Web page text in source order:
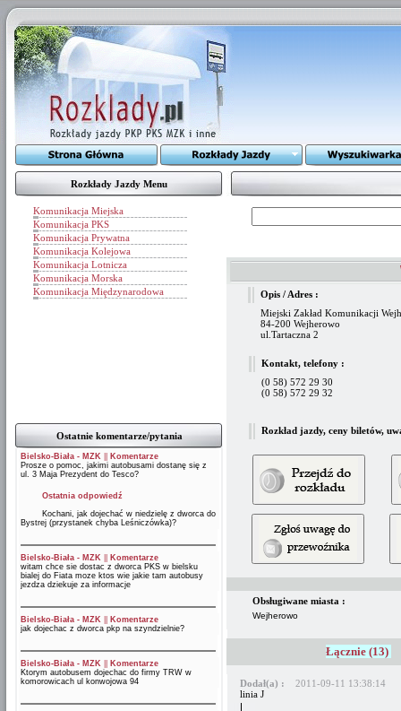
Rozkłady Jazdy Menu
Komunikacja Miejska
Komunikacja PKS
Komunikacja Prywatna
Komunikacja Kolejowa
Komunikacja Lotnicza
Komunikacja Morska
Komunikacja Międzynarodowa
Ostatnie komentarze/pytania
Bielsko-Biała - MZK
Komentarze
Prosze o pomoc, jakimi autobusami dostanę się z
ul. 3 Maja Prezydent do Tesco?
Ostatnia odpowiedź
Kochani, jak dojechać w niedzielę z dworca do
Bystrej (przystanek chyba Leśniczówka)?
Bielsko-Biała - MZK
Komentarze
witam chce sie dostac z dworca PKS w bielsku
bialej do Fiata moze ktos wie jakie tam autobusy
jezdza dziekuje za informacje
Bielsko-Biała - MZK
Komentarze
jak dojechac z dworca pkp na szyndzielnie?
Bielsko-Biała - MZK
Komentarze
Ktorym autobusem dojechac do firmy TRW w
komorowicach ul konwojowa 94
Opis / Adres :
Miejski Zakład Komunikacji
84-200 Wejherowo
ul.Tartaczna 2
Kontakt, telefony :
(0 58) 572 29 30
(0 58) 572 29 32
Rozkład jazdy, ceny biletów,
Obsługiwane miasta :
Wejherowo
Łącznie (13)
Dodał(a) :
2011-09-11 13:38:14
linia J